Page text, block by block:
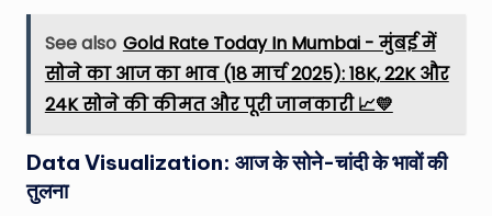
See also Gold Rate Today In Mumbai - मुंबई में
सोने का आज का भाव (18 मार्च 2025): 18K, 22K और
24K सोने की कीमत और पूरी जानकारी 📈💛
Data Visualization: आज के सोने-चांदी के भावों की
तुलना